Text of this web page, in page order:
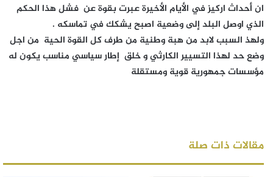
ان أحداث اركيز في الأيام الأخيرة عبرت بقوة عن فشل هذا الحكم
الذي اوصل البلد إلى وضعية اصبح يشكك في تماسكه .
ولهذ السبب لابد من هبة وطنية من طرف كل القوة الحية من اجل
وضع حد لهذا التسيير الكارثي و خلق إطار سياسي مناسب يكون له
مؤسسات جمهورية قوية ومستقلة
مقالات ذات صلة